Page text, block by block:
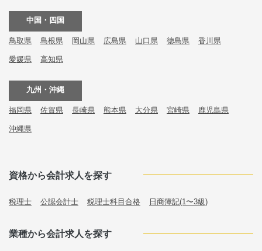
中国・四国
鳥取県 島根県 岡山県 広島県 山口県 徳島県 香川県
愛媛県 高知県
九州・沖縄
福岡県 佐賀県 長崎県 熊本県 大分県 宮崎県 鹿児島県
沖縄県
資格から会計求人を探す
税理士 公認会計士 税理士科目合格 日商簿記(1〜3級)
業種から会計求人を探す